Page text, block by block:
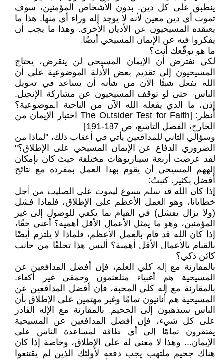
ينطبق على كل دين. بدون الأشخاص المؤمنين، سوف
تموت أي دين معين لأنه لا يوجد إله وراء أي منها. هذا ما
يعتقده المسيحيون عن الأديان الأخرى. وهذا ما يجب أن
يفكروا فيه عن الإيمان المسيحي أيضًا.
ما هو توقّعك أنت؟
لكي نفترض أن الإيمان المسيحي لن ينقرض، يحتاج
المسيحيون إلى تقديم بعض الأدلة الموضوعية على أن
الله يفعل شيئًا الآن من شأنه أن يساعد في تحويل
الناس، حتى لو توقف المسيحيون عن مشاركة الإنجيل.
إذن، ما الذي يفعله الله الآن من الناحية الموضوعية؟
أنظر: [The Outsider Test for Faith اختبار الإيمان من
الخارج، الفصل التاسع، ص 187-191]
وسؤالي الثاني للمدافعين يأتي في أعقاب ذلك، "لماذا من
الضروري الدفاع عن الإيمان المسيحي على الإطلاق؟"
لقد عرضت أربعة سيناريوهات مختلفة حيث كان بإمكان
إلههم المسيحي أن يقوم بهذا العمل بمفرده مع نتائج
أفضل بكثير. كتبتُ:
إذا كان الله قد سلم يسوع ليموت على الصليب من أجل
خطايانا، وهو العمل الأعظم على الإطلاق، فلماذا فشل
(ولا يزال يفشل) في القيام بما يكفي للوصول إلى غير
المؤمنين، وهو ما يمثل الأعمال الأقل أهمية؟ أعني حقًا،
إذا كان الله قد قام بالعمل الأعظم، فلماذا لا يلتزم أيضًا
بالقيام بالأعمال الأقل أهمية؟ أليس هذا تخلفًا من جانب
كائن ذكي؟
بالمقارنة مع إله كلي العلم، فإن أفضل المدافعين عن
المسيحية هم أغبياء متلعثمون وحمقى غير أكفاء.
بالمقارنة مع إله كلي المحبة، فإن أفضل المدافعين عن
المسيحية هم أنانيون تمامًا وغير مهتمين على الإطلاق بأن
الناس سيذهبون إلى الجحيم. بالمقارنة مع الإله القادر
على كل شيء، فإن أفضل المدافعين عن المسيحية
يفتقرون تمامًا إلى أي طاقة لمساعدة الناس على
الإيمان... وهذا لا معنى له على الإطلاق، وخاصة إذا كان
هناك جحيم ملتهب يجب دفعه لأولئك الذين لم يقتنعوا